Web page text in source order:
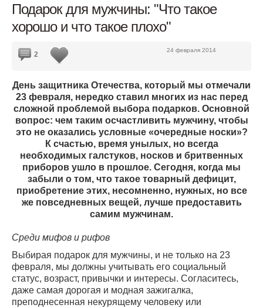
Подарок для мужчины: "Что такое
хорошо и что такое плохо"
24 февраля 2014
2
День защитника Отечества, который мы отмечали
23 февраля, нередко ставил многих из нас перед
сложной проблемой выбора подарков. Основной
вопрос: чем таким осчастливить мужчину, чтобы
это не оказались условные «очередные носки»?
К счастью, время унылых, но всегда
необходимых галстуков, носков и бритвенных
приборов ушло в прошлое. Сегодня, когда мы
забыли о том, что такое товарный дефицит,
приобретение этих, несомненно, нужных, но все
же повседневных вещей, лучше предоставить
самим мужчинам.
Среди мифов и рифов
Выбирая подарок для мужчины, и не только на 23
февраля, мы должны учитывать его социальный
статус, возраст, привычки и интересы. Согласитесь,
даже самая дорогая и модная зажигалка,
преподнесенная некурящему человеку или